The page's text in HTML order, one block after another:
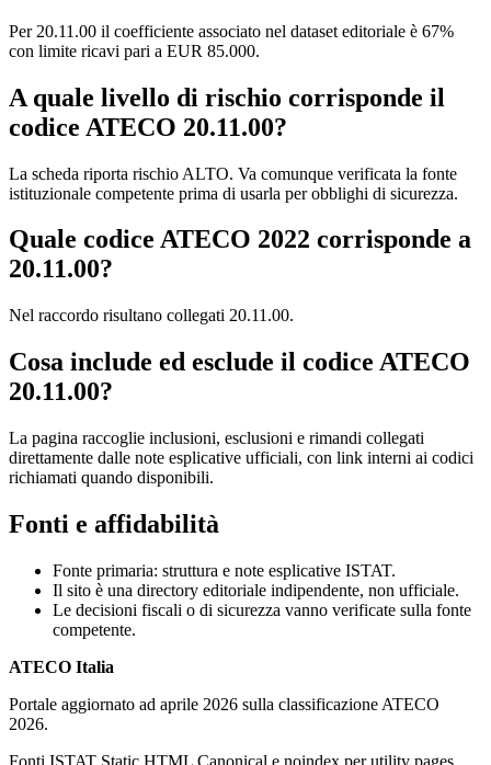
Per 20.11.00 il coefficiente associato nel dataset editoriale è 67%
con limite ricavi pari a EUR 85.000.
A quale livello di rischio corrisponde il
codice ATECO 20.11.00?
La scheda riporta rischio ALTO. Va comunque verificata la fonte
istituzionale competente prima di usarla per obblighi di sicurezza.
Quale codice ATECO 2022 corrisponde a
20.11.00?
Nel raccordo risultano collegati 20.11.00.
Cosa include ed esclude il codice ATECO
20.11.00?
La pagina raccoglie inclusioni, esclusioni e rimandi collegati
direttamente dalle note esplicative ufficiali, con link interni ai codici
richiamati quando disponibili.
Fonti e affidabilità
Fonte primaria: struttura e note esplicative ISTAT.
Il sito è una directory editoriale indipendente, non ufficiale.
Le decisioni fiscali o di sicurezza vanno verificate sulla fonte
competente.
ATECO Italia
Portale aggiornato ad aprile 2026 sulla classificazione ATECO
2026.
Fonti ISTAT Static HTML Canonical e noindex per utility pages